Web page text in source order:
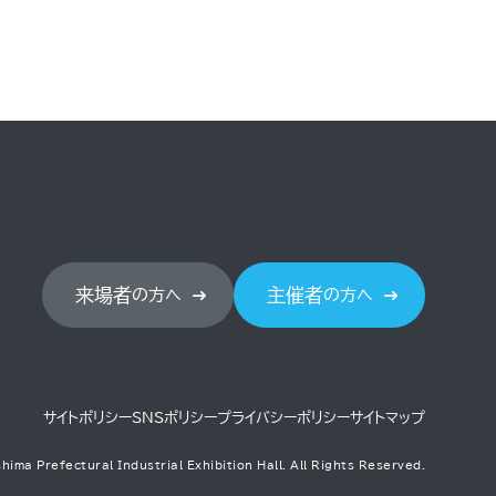
来場者の方へ 主催者の方へ
サイトポリシーSNSポリシープライバシーポリシーサイトマップ
Prefectural Industrial Exhibition Hall. All Rights Reserved.